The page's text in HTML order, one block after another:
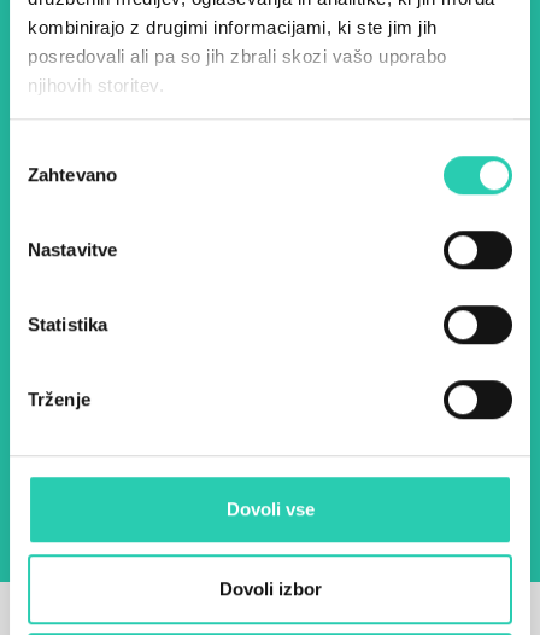
kombinirajo z drugimi informacijami, ki ste jim jih
posredovali ali pa so jih zbrali skozi vašo uporabo
njihovih storitev.
soglasja
Zahtevano
Nastavitve
Statistika
Trženje
Dovoli vse
Dovoli izbor
Dogodki, članki in zgodbe iz
evropske prestolnice kulture
– prijavite se na naš novičnik
našimi aktivnostmi.